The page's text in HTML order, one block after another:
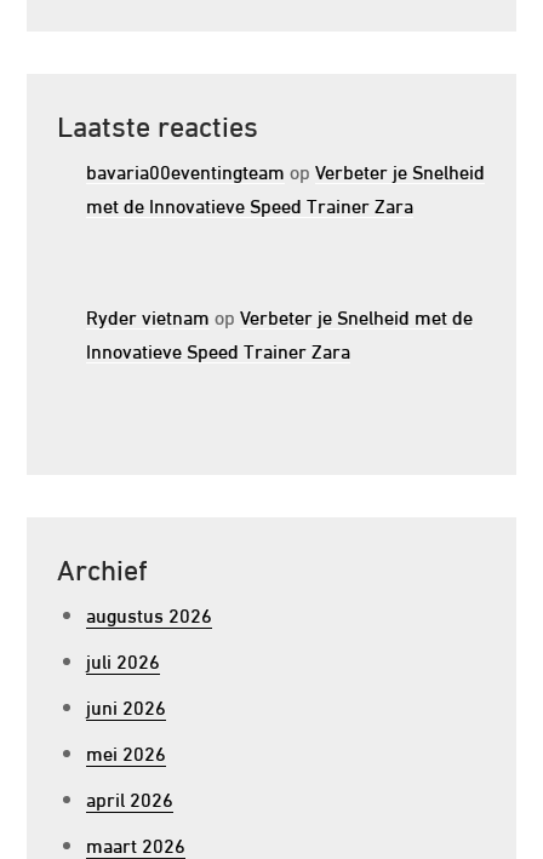
Laatste reacties
bavaria00eventingteam opVerbeter je Snelheid
met de Innovatieve Speed Trainer Zara
Ryder vietnam opVerbeter je Snelheid met de
Innovatieve Speed Trainer Zara
Archief
augustus 2026
juli 2026
juni 2026
mei 2026
april 2026
maart 2026